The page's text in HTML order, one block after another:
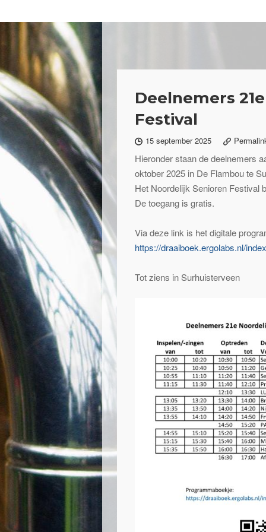
Deelnemers
Festival
15 september 2025
Hieronder staan de deelnemers
oktober 2025 in De Flambou te
Het Noordelijk Senioren Festival
De toegang is gratis.
Via deze link is het digitale
https://draaiboek.ergolabs.nl/
Tot ziens in Surhuisterveen